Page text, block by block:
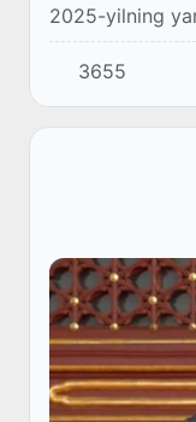
2025-yilning
ming nafar
maqsadida
3655